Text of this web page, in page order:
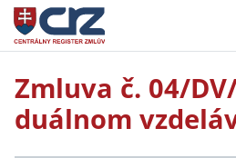
Zmluva č. 04/
duálnom